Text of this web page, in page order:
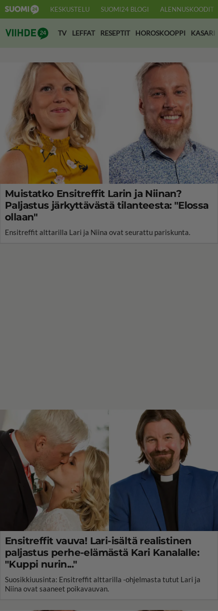
KESKUSTELU SUOMI24 BLOGI ALENNUSKOODIT
Suomi24 Viihde
TV LEFFAT RESEPTIT HOROSKOOPPI KASARI
Muistatko Ensitreffit Larin ja Niinan?
Paljastus järkyttävästä tilanteesta: "Elossa
ollaan"
Ensitreffit alttarilla Lari ja Niina ovat seurattu pariskunta.
Ensitreffit vauva! Lari-isältä realistinen
paljastus perhe-elämästä Kari Kanalalle:
"Kuppi nurin..."
Suosikkiuusinta: Ensitreffit alttarilla -ohjelmasta tutut Lari ja
Niina ovat saaneet poikavauvan.